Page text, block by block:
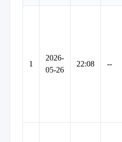
1
2026-
05-26
22:08 --